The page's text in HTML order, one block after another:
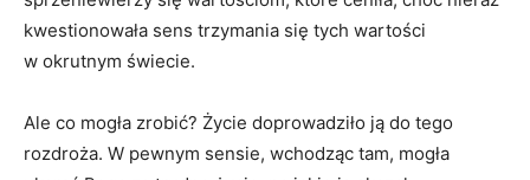
kwestionowała sens trzymania się tych wartości
w okrutnym świecie.
Ale co mogła zrobić? Życie doprowadziło ją do tego
rozdroża. W pewnym sensie, wchodząc tam, mogła